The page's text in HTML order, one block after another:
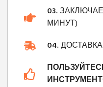
03.
МИНУТ)
04.